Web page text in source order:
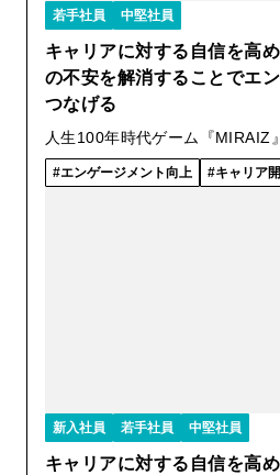
若手社員 中堅社員
キャリアに対する自信を高
の不安を解消することでエ
つなげる
人生100年時代ゲーム『MIRAIZ』
エンゲージメント向上 キャリア
新入社員 若手社員 中堅社員
キャリアに対する自信を高